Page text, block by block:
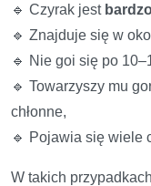
🔹 Czyrak jest
🔹 Znajduje się w
🔹 Nie goi się po
🔹 Towarzyszy mu
chłonne,
🔹 Pojawia się wiele
W takich